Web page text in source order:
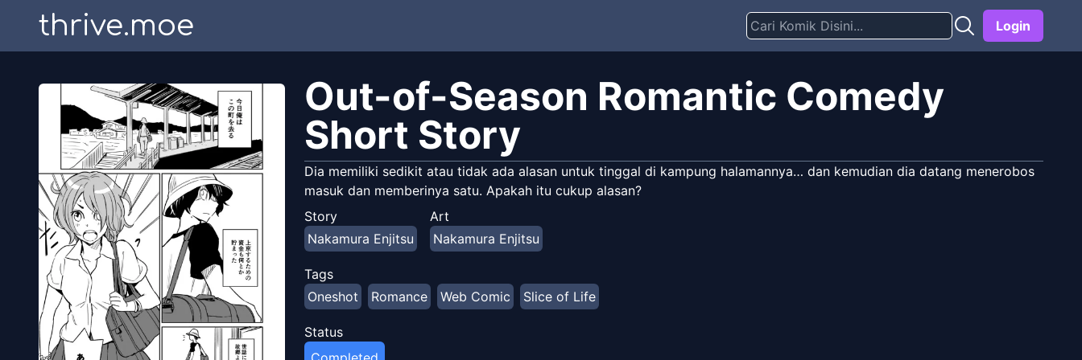
thrive.moe Login
Out-of-Season Romantic Comedy
Short Story
Dia memiliki sedikit atau tidak ada alasan untuk tinggal di kampung halamannya… dan kemudian dia datang menerobos
masuk dan memberinya satu. Apakah itu cukup alasan?
Story
Nakamura Enjitsu
Art
Nakamura Enjitsu
Tags
Oneshot
Romance Web Comic Slice of Life
Status